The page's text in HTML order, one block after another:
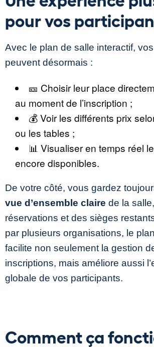
pour vos
Avec le plan de salle interactif,
peuvent désormais :
🎫 Choisir leur place
au moment de l’inscription ;
💰 Voir les différents prix
ou les tables ;
📊 Visualiser en temps réel
encore disponibles.
De votre côté, vous gardez
vue d’ensemble claire de la
réservations et des sièges
par plusieurs organisations, le
facilite non seulement la gestion
inscriptions, mais améliore aussi
globale de vos participants.
Comment ça